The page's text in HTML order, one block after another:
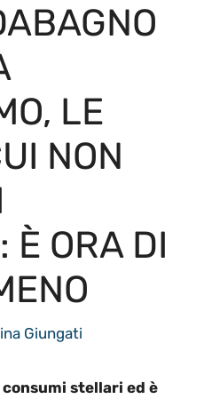
LE
NON
È ORA DI
Giungati
stellari ed è